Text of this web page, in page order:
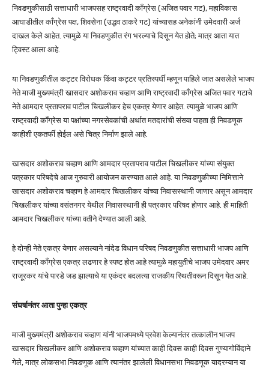
निवडणुकीसाठी सत्ताधारी भाजपसह राष्ट्रवादी काँग्रेस (अजित पवार गट), महाविकास
आघाडीतील काँग्रेस पक्ष, शिवसेना (उद्धव ठाकरे गट) यांच्यासह अनेकांनी उमेदवारी अर्ज
दाखल केले आहेत. त्यामुळे या निवडणुकीत रंग भरल्याचे दिसून येत होते; मात्र आता यात
ट्विस्ट आला आहे.
या निवडणुकीतील कट्टर विरोधक किंवा कट्टर प्रतिस्पर्धी म्हणून पाहिले जात असलेले भाजप
नेते माजी मुख्यमंत्री खासदार अशोकराव चव्हाण आणि राष्ट्रवादी काँग्रेस अजित पवार गटाचे
नेते आमदार प्रतापराव पाटील चिखलीकर हेच एकत्र येणार आहेत. त्यामुळे भाजप आणि
राष्ट्रवादी काँग्रेस या पक्षांच्या नगरसेवकांची अर्थात मतदारांची संख्या पाहता ही निवडणूक
काहीशी एकतर्फी होईल असे चित्र निर्माण झाले आहे.
खासदार अशोकराव चव्हाण आणि आमदार प्रतापराव पाटील चिखलीकर यांच्या संयुक्त
पत्रकार परिषदेचे आज गुरुवारी आयोजन करण्यात आले आहे. या निवडणुकीच्या निमित्ताने
खासदार अशोकराव चव्हाण हे आमदार चिखलीकर यांच्या निवासस्थानी जाणार असून आमदार
चिखलीकर यांच्या वसंतनगर येथील निवासस्थानी ही पत्रकार परिषद होणार आहे. ही माहिती
आमदार चिखलीकर यांच्या वतीने देण्यात आली आहे.
हे दोन्ही नेते एकत्र येणार असल्याने नांदेड विधान परिषद निवडणुकीत सत्ताधारी भाजप आणि
राष्ट्रवादी काँग्रेस एकत्र लढणार हे स्पष्ट होत आहे त्यामुळे महायुतीचे भाजप उमेदवार अमर
राजूरकर यांचे पारडे जड झाल्याचे या एकंदर बदलत्या राजकीय स्थितीवरून दिसून येत आहे.
संघर्षानंतर आता पुन्हा एकत्र
माजी मुख्यमंत्री अशोकराव चव्हाण यांनी भाजपमध्ये प्रवेश केल्यानंतर तत्कालीन भाजप
खासदार चिखलीकर आणि अशोकराव चव्हाण यांच्यात काही दिवस काही दिवस गुण्यागोविंदाने
गेले, मात्र लोकसभा निवडणूक आणि त्यानंतर झालेली विधानसभा निवडणूक यादरम्यान या